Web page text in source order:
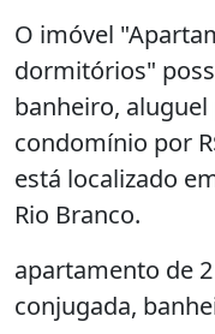
O imóvel
dormitórios"
banheiro, aluguel
condomínio por
está localizado
Rio Branco.
apartamento de
conjugada,